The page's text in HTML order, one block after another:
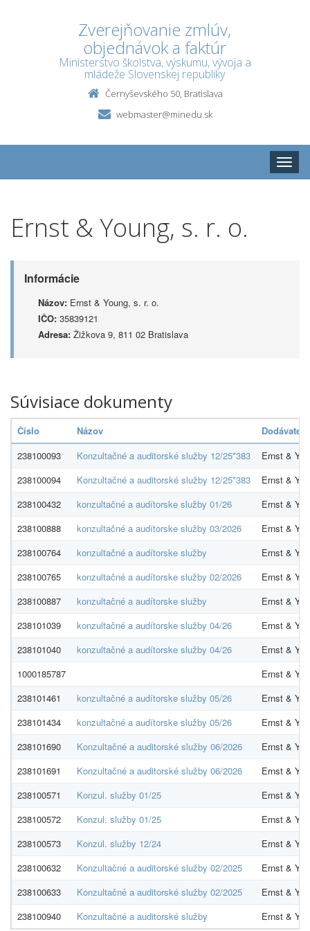
Zverejňovanie zmlúv,
objednávok a faktúr
Ministerstvo školstva, výskumu, vývoja a
mládeže Slovenskej republiky
Černyševského 50, Bratislava
webmaster@minedu.sk
Toggle
Ernst & Young, s. r. o.
Informácie
Názov: Ernst & Young, s. r. o.
IČO: 35839121
Adresa: Žižkova 9, 811 02 Bratislava
Súvisiace dokumenty
Číslo Názov
Dodávateľ
238100093
Konzultačné a auditorské služby 12/25*383
Ernst &
238100094
Konzultačné a auditorské služby 12/25*383
Ernst &
238100432
konzultačné a audítorske služby 01/26
Ernst &
238100888
konzultačné a audítorske služby 03/2026
Ernst &
238100764
konzultačné a audítorske služby
Ernst &
238100765
konzultačné a audítorske služby 02/2026
Ernst &
238100887
konzultačné a audítorske služby
Ernst &
238101039
konzultačné a audítorske služby 04/26
Ernst &
238101040
konzultačné a audítorske služby 04/26
Ernst &
1000185787
Ernst &
238101461
konzultačné a audítorske služby 05/26
Ernst &
238101434
konzultačné a audítorske služby 05/26
Ernst &
238101690
Konzultačné a auditorské služby 06/2026
Ernst &
238101691
Konzultačné a auditorské služby 06/2026
Ernst &
238100571
Konzul. služby 01/25
Ernst &
238100572
Konzul. služby 01/25
Ernst &
238100573
Konzul. služby 12/24
Ernst &
238100632
Konzultačné a auditorské služby 02/2025
Ernst &
238100633
Konzultačné a auditorské služby 02/2025
Ernst &
238100940
Konzultačné a auditorské služby Ernst &